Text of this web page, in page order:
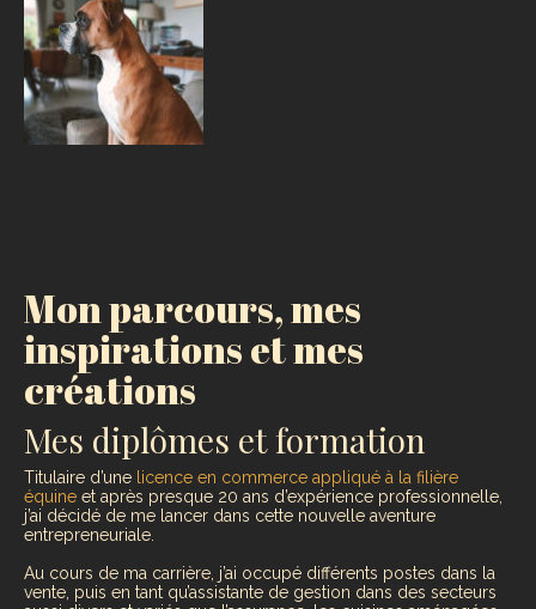
Mon parcours, mes
inspirations et mes
créations
Mes diplômes et formation
Titulaire d’une licence en commerce appliqué à la filière
équine et après presque 20 ans d’expérience professionnelle,
j’ai décidé de me lancer dans cette nouvelle aventure
entrepreneuriale.
Au cours de ma carrière, j’ai occupé différents postes dans la
vente, puis en tant qu’assistante de gestion dans des secteurs